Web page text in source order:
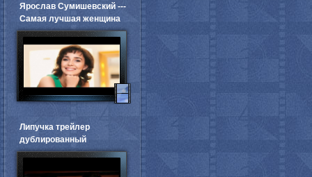
Ярослав Сумишевский ---
Самая лучшая женщина
Липучка трейлер
дублированный